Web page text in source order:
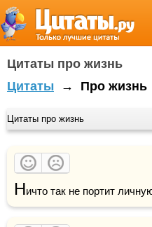
Цитаты про жизнь
Цитаты → Про жизнь
Цитаты про жизнь
Ничто так не портит